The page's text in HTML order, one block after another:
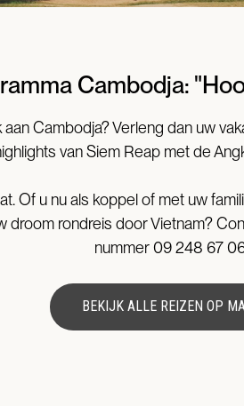
Cambodja:
Cambodja? Verleng dan uw
van Siem Reap met de
Of u nu als koppel of met uw
rondreis door Vietnam?
nummer09 248 67
BEKIJK ALLE REIZEN OP